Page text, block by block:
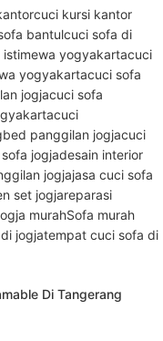
cuci kursi kantor
bantulcuci sofa di
yogyakartacuci
yogyakartacuci sofa
jogjacuci sofa
cuci
panggilan jogjacuci
jogjadesain interior
jogjajasa cuci sofa
set jogjareparasi
murahSofa murah
jogjatempat cuci sofa di
Di Tangerang